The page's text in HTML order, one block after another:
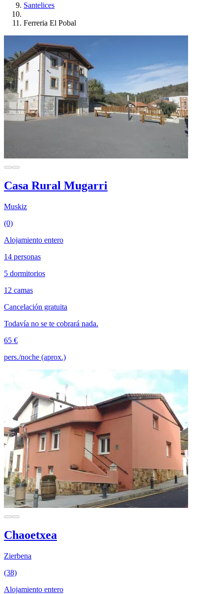
Santelices
Ferreria El Pobal
Casa Rural Mugarri
Muskiz
(0)
Alojamiento entero
14 personas
5 dormitorios
12 camas
Cancelación gratuita
Todavía no se te cobrará nada.
65 €
pers./noche (aprox.)
Chaoetxea
Zierbena
(38)
Alojamiento entero